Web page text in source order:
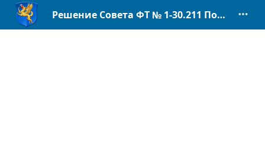
Решение Совета ФТ № 1-30.211 Положение об обеспеч. доступа к инф.pdf